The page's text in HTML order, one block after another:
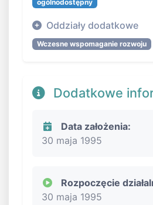
ogólnodostępny
Oddziały dodatkowe
Wczesne wspomaganie rozwoju
Dodatkowe
Data założenia:
30 maja 1995
Rozpoczęcie
30 maja 1995